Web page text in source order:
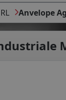
Anvelope